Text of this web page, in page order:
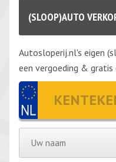
(SLOOP)AUTO
Autosloperij.nl's eigen
een vergoeding &